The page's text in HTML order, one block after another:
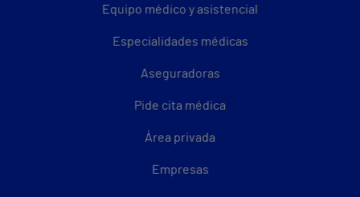
Equipo médico y asistencial
Especialidades médicas
Aseguradoras
Pide cita médica
Área privada
Empresas